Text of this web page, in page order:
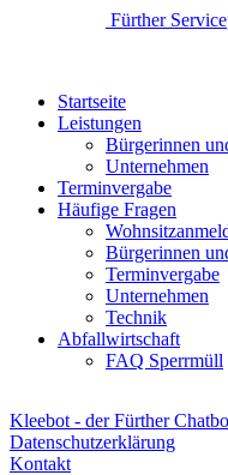
Fürther
Startseite
Leistungen
Bürgerinnen
Unternehmen
Terminvergabe
Häufige Fragen
Bürgerinnen
Terminvergabe
Unternehmen
Technik
Abfallwirtschaft
FAQ Sperrmüll
Kleebot - der Fürther
Datenschutzerklärung
Kontakt